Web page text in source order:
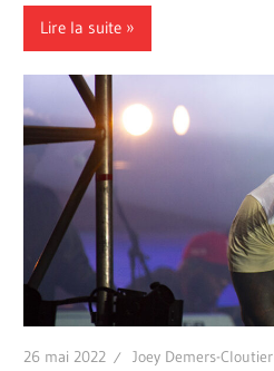
Lire la suite
26 mai 2022 Joey Demers-Cloutier